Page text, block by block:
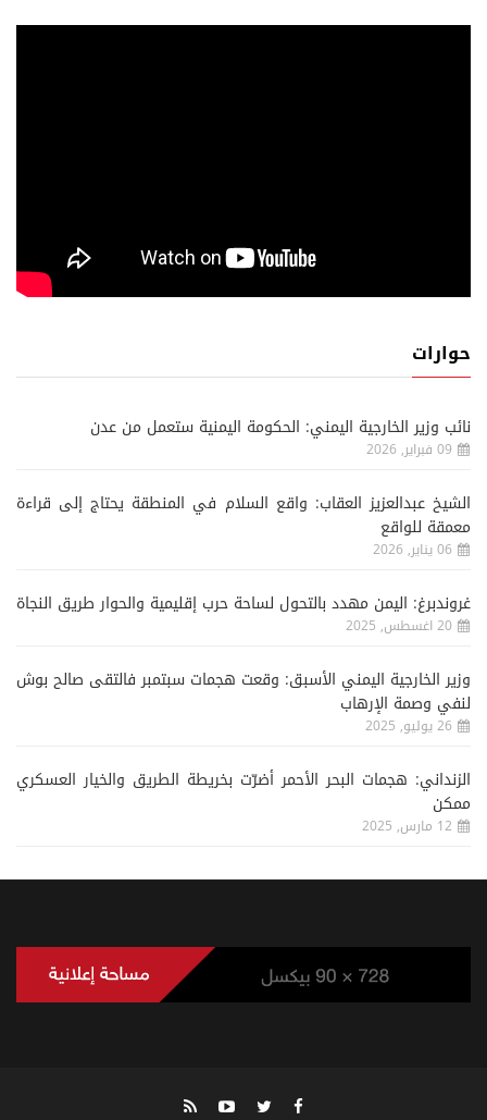
حوارات
نائب وزير الخارجية اليمني: الحكومة اليمنية ستعمل من عدن
09 فبراير, 2026
الشيخ عبدالعزيز العقاب: واقع السلام في المنطقة يحتاج إلى قراءة
معمقة للواقع
06 يناير, 2026
غروندبرغ: اليمن مهدد بالتحول لساحة حرب إقليمية والحوار طريق النجاة
20 اغسطس, 2025
وزير الخارجية اليمني الأسبق: وقعت هجمات سبتمبر فالتقى صالح بوش
لنفي وصمة الإرهاب
26 يوليو, 2025
الزنداني: هجمات البحر الأحمر أضرّت بخريطة الطريق والخيار العسكري
ممكن
12 مارس, 2025